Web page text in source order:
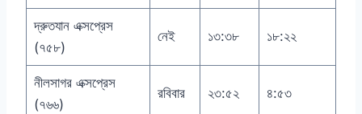
দ্রুতযান এক্সপ্রেস
(৭৫৮)
নেই ১৩:৩৮ ১৮:২২
নীলসাগর এক্সপ্রেস
(৭৬৬)
রবিবার ২৩:৫২ ৪:৫৩